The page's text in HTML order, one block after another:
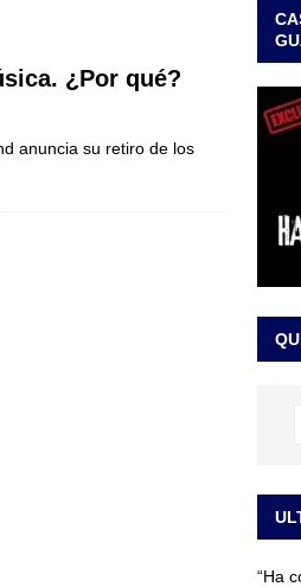
recibió la banda
ÚLTIMO
¿Por qué?
anuncia su retiro de los
“Ha